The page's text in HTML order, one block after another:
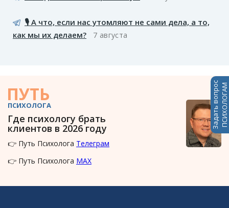
🎙️ А что, если нас утомляют не сами дела, а то,
как мы их делаем?
7 августа
ПУТЬ
ПСИХОЛОГА
Где психологу брать
клиентов в 2026 году
👉 Путь Психолога Телеграм
👉 Путь Психолога MAX
Задать вопросПСИХОЛОГАМ